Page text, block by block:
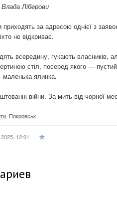
Ліберови
за адресою однієї з
не відкриває.
всередину, гукають власників,
стіл, посеред якого —
ялинка.
війни. За мить від чорної
Покровськ
12:01